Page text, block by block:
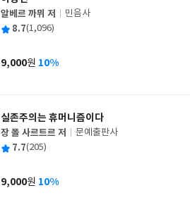
글
쓴
알베르 까뮈 저
출
사
민음사
평 8.7(1,096)
가
9,000원 10%
실존주의는 휴머니즘이다
글
쓴
장 폴 사르트르 저
출
사
문예출판사
평 7.7(205)
가
9,000원 10%